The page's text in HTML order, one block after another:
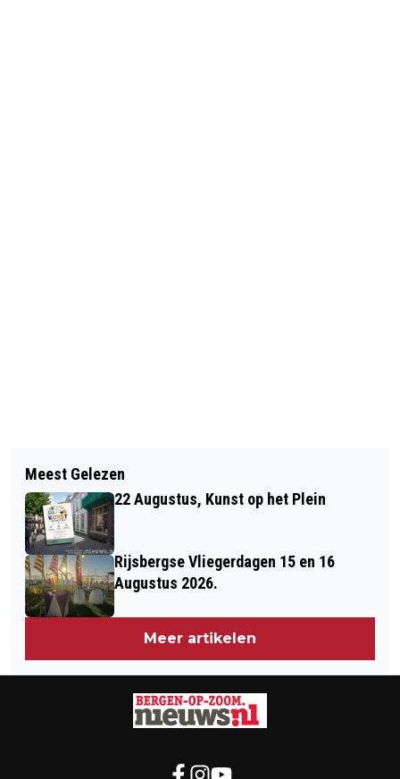
AAN DEZE 7 WEGEN GAAT DE
GEMEENTE 880.000 EURO
SUBSIDIEGELD BESTEDEN
BOUWKETEN AAN DE BURGEMEESTER
BLOMLAAN GAAN IN VLAMMEN OP
(VIDEO)
Meest Gelezen
22 Augustus, Kunst op het Plein
Rijsbergse Vliegerdagen 15 en 16
Augustus 2026.
Meer artikelen